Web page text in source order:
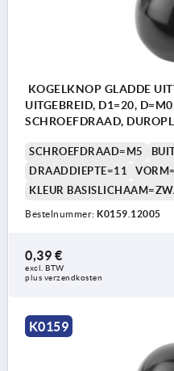
KOGELKNOP GLADDE
UITGEBREID, D1=20,
SCHROEFDRAAD,
SCHROEFDRAAD=M5
DRAADDIEPTE=11
KLEUR
Bestelnummer: K0159.12005
0,39 €
excl. BTW
plus verzendkosten
K0159